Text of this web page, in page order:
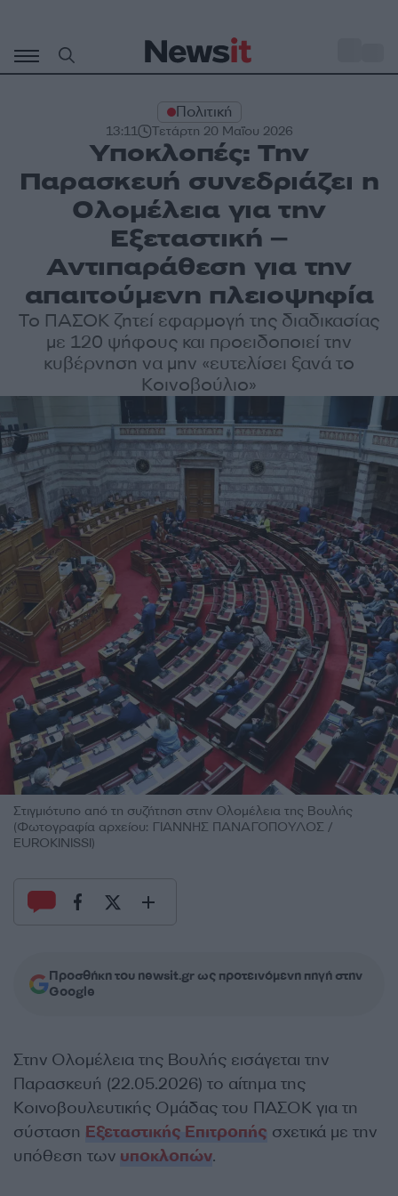
περιεχόμενο
Πολιτική
13:11 Τετάρτη 20 Μαΐου 2026
Υποκλοπές: Την
Παρασκευή συνεδριάζει η
Ολομέλεια για την
Εξεταστική –
Αντιπαράθεση για την
απαιτούμενη πλειοψηφία
Το ΠΑΣΟΚ ζητεί εφαρμογή της διαδικασίας
με 120 ψήφους και προειδοποιεί την
κυβέρνηση να μην «ευτελίσει ξανά το
Κοινοβούλιο»
Στιγμιότυπο από τη συζήτηση στην Ολομέλεια της Βουλής
(Φωτογραφία αρχείου: ΓΙΑΝΝΗΣ ΠΑΝΑΓΟΠΟΥΛΟΣ /
EUROKINISSI)
Προσθήκη του newsit.gr ως προτεινόμενη πηγή στην
Google
Στην Ολομέλεια της Βουλής εισάγεται την
Παρασκευή (22.05.2026) το αίτημα της
Κοινοβουλευτικής Ομάδας του ΠΑΣΟΚ για τη
σύσταση Εξεταστικής Επιτροπής σχετικά με την
υπόθεση των υποκλοπών.